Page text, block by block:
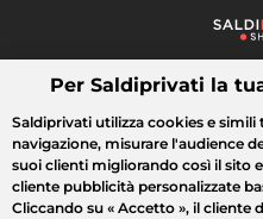
Cosa cerchi?
Tutte le vendite Moda
Per Saldiprivati la
Saldiprivati utilizza cookies e simili
navigazione, misurare l'audience
suoi clienti migliorando così il sito
cliente pubblicità personalizzate
Cliccando su « Accetto », il cliente